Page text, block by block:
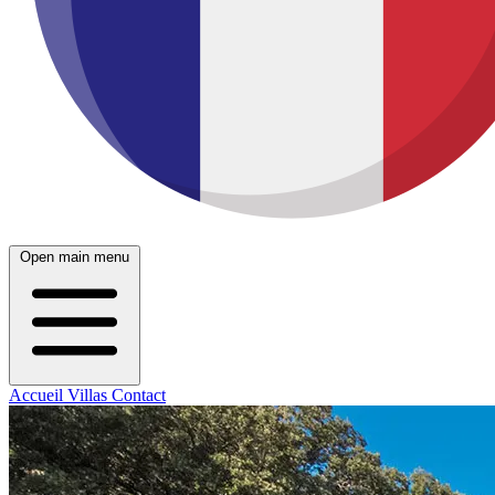
Open main menu
Accueil Villas Contact